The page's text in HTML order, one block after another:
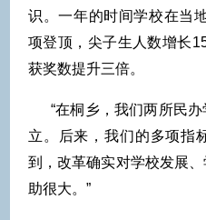
识。一年的时间学校在当
项登顶，尖子生人数增长
获奖数提升三倍。
“在桐乡，我们两所民
立。后来，我们的多项指
到，改革确实对学校发展
助很大。”